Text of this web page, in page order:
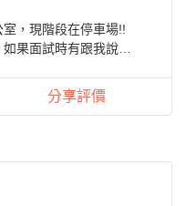
，現階段在停車場!!
果面試時有跟我說，
分享評價